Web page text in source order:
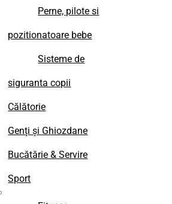
Perne, pilote si
pozitionatoare bebe
Sisteme de
siguranta copii
Călătorie
Genți și Ghiozdane
Bucătărie & Servire
Sport